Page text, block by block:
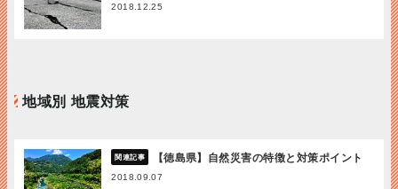
2018.12.25
地域別 地震対策
【徳島県】自然災害の特徴と対策ポイント
2018.09.07